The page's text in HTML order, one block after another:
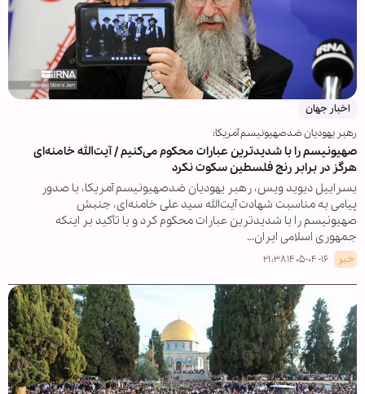
اخبار جهان
رهبر یهودیان ضدصهیونیسم آمریکا:
صهیونیسم را با شدیدترین عبارات محکوم می‌کنیم / آیت‌الله خامنه‌ای
هرگز در برابر رنج فلسطین سکوت نکرد
یسراییل دیوید ویس، رهبر یهودیان ضدصهیونیسم آمریکا، با صدور
پیامی به مناسبت شهادت آیت‌الله سید علی خامنه‌ای، جنبش
صهیونیسم را با شدیدترین عبارات محکوم کرد و با تأکید بر اینکه
جمهوری اسلامی ایران…
خبر ۱۴۰۵-۰۴-۱۶ ۲۱:۳۸